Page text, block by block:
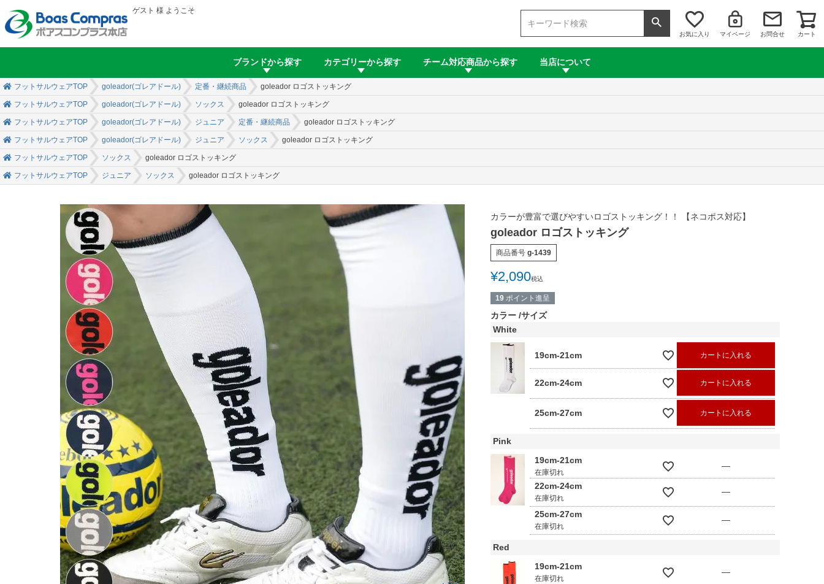
ゲスト 様 ようこそ
お気に入り マイページ お問合せ カート
ブランドから探す カテゴリーから探す チーム対応商品から探す 当店について
フットサルウェアTOP goleador(ゴレアドール) 定番・継続商品 goleador ロゴストッキング
フットサルウェアTOP goleador(ゴレアドール) ソックス goleador ロゴストッキング
フットサルウェアTOP goleador(ゴレアドール) ジュニア 定番・継続商品 goleador ロゴストッキング
フットサルウェアTOP goleador(ゴレアドール) ジュニア ソックス goleador ロゴストッキング
フットサルウェアTOP ソックス goleador ロゴストッキング
フットサルウェアTOP ジュニア ソックス goleador ロゴストッキング
カラーが豊富で選びやすいロゴストッキング！！ 【ネコポス対応】
goleador ロゴストッキング
商品番号 g-1439
¥2,090税込
19 ポイント進呈
カラー サイズ
White
19cm-21cm カートに入れる
22cm-24cm カートに入れる
25cm-27cm カートに入れる
Pink
19cm-21cm
在庫切れ
—
22cm-24cm
在庫切れ
—
25cm-27cm
在庫切れ
—
Red
19cm-21cm
在庫切れ
—